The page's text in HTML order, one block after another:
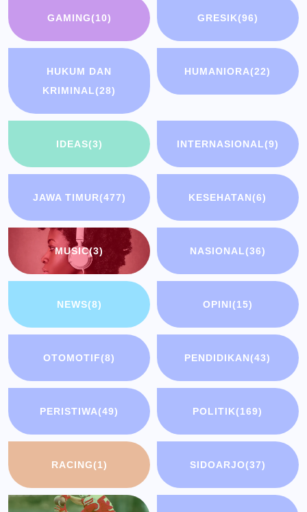
GAMING(10) GRESIK(96)
HUKUM DAN
KRIMINAL(28)
HUMANIORA(22)
IDEAS(3) INTERNASIONAL(9)
JAWA TIMUR(477) KESEHATAN(6)
MUSIC(3) NASIONAL(36)
NEWS(8) OPINI(15)
OTOMOTIF(8) PENDIDIKAN(43)
PERISTIWA(49) POLITIK(169)
RACING(1) SIDOARJO(37)